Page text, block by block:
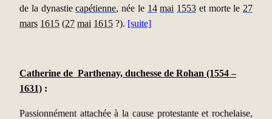
de la dynastiecapétienne, née le 14 mai 1553 et morte le 27
mars 1615 (27 mai 1615 ?). [suite]
Catherine de Parthenay, duchesse de Rohan (1554 –
1631) :
Passionnément attachée à la cause protestante et rochelaise,